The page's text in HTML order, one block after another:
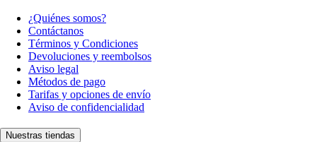
¿Quiénes somos?
Contáctanos
Términos y Condiciones
Devoluciones y reembolsos
Aviso legal
Métodos de pago
Tarifas y opciones de envío
Aviso de confidencialidad
Nuestras tiendas